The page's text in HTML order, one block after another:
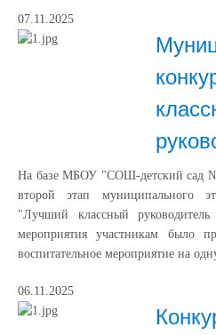
07.11.2025
На базе МБОУ "СОШ-детский сад
второй этап муниципального
"Лучший классный
мероприятия участникам было
воспитательное мероприятие на
06.11.2025